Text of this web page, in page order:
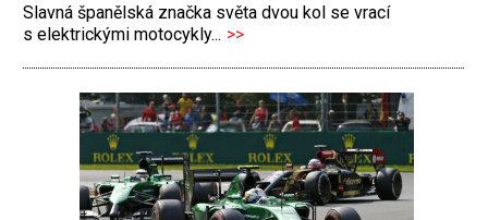
Slavná španělská značka světa dvou kol se vrací
s elektrickými motocykly... >>